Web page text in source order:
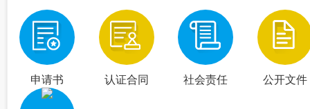
申请书 认证合同 社会责任 公开文件